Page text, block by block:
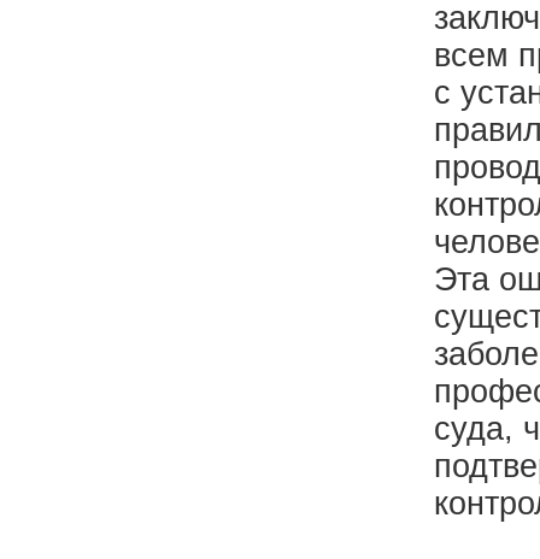
всем
с
Эта
суда,